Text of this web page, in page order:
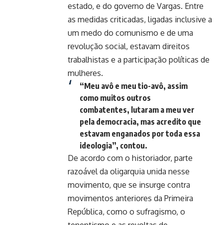
estado, e do governo de Vargas. Entre
as medidas criticadas, ligadas inclusive a
um medo do comunismo e de uma
revolução social, estavam direitos
trabalhistas e a participação políticas de
mulheres.
“Meu avô e meu tio-avô, assim
como muitos outros
combatentes, lutaram a meu ver
pela democracia, mas acredito que
estavam enganados por toda essa
ideologia”, contou.
De acordo com o historiador, parte
razoável da oligarquia unida nesse
movimento, que se insurge contra
movimentos anteriores da Primeira
República, como o sufragismo, o